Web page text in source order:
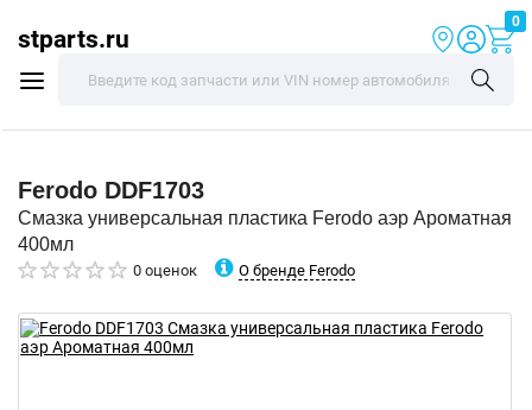
stparts.ru
0
Ferodo DDF1703
Смазка универсальная пластика Ferodo аэр Ароматная
400мл
0 оценок О бренде Ferodo